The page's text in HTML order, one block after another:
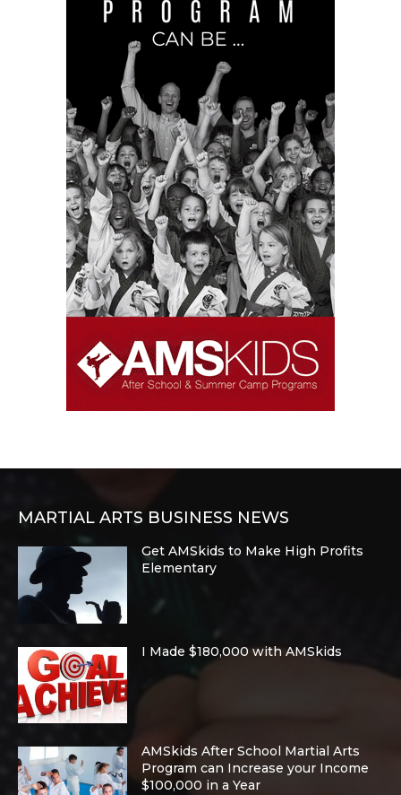
MARTIAL ARTS BUSINESS NEWS
Get AMSkids to Make High Profits
Elementary
I Made $180,000 with AMSkids
AMSkids After School Martial Arts
Program can Increase your Income
$100,000 in a Year